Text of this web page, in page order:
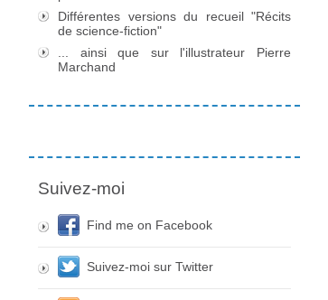
Différentes versions du recueil "Récits
de science-fiction"
... ainsi que sur l'illustrateur Pierre
Marchand
Suivez-moi
Find me on Facebook
Suivez-moi sur Twitter